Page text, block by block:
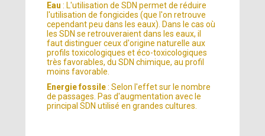
Eau : L'utilisation de SDN permet de réduire
l'utilisation de fongicides (que l'on retrouve
cependant peu dans les eaux). Dans le cas où
les SDN se retrouveraient dans les eaux, il
faut distinguer ceux d'origine naturelle aux
profils toxicologiques et éco-toxicologiques
très favorables, du SDN chimique, au profil
moins favorable.
Energie fossile: Selon l'effet sur le nombre
de passages. Pas d'augmentation avec le
principal SDN utilisé en grandes cultures.